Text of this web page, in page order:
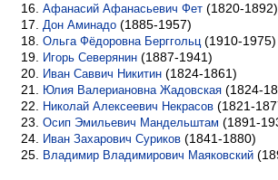
Афанасий Афанасьевич Фет (1820-1892)
Дон Аминадо (1885-1957)
Ольга Фёдоровна Берггольц (1910-1975)
Игорь Северянин (1887-1941)
Иван Саввич Никитин (1824-1861)
Юлия Валериановна Жадовская (1824-
Николай Алексеевич Некрасов (1821-
Осип Эмильевич Мандельштам (1891-
Иван Захарович Суриков (1841-1880)
Владимир Владимирович Маяковский